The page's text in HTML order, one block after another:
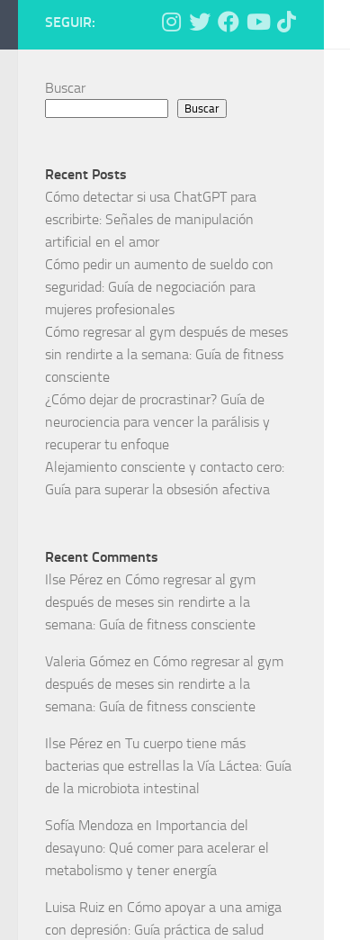
SEGUIR:
Buscar
Buscar
Recent Posts
Cómo detectar si usa ChatGPT para
escribirte: Señales de manipulación
artificial en el amor
Cómo pedir un aumento de sueldo con
seguridad: Guía de negociación para
mujeres profesionales
Cómo regresar al gym después de meses
sin rendirte a la semana: Guía de fitness
consciente
¿Cómo dejar de procrastinar? Guía de
neurociencia para vencer la parálisis y
recuperar tu enfoque
Alejamiento consciente y contacto cero:
Guía para superar la obsesión afectiva
Recent Comments
Ilse Pérez en Cómo regresar al gym
después de meses sin rendirte a la
semana: Guía de fitness consciente
Valeria Gómez en Cómo regresar al gym
después de meses sin rendirte a la
semana: Guía de fitness consciente
Ilse Pérez en Tu cuerpo tiene más
bacterias que estrellas la Vía Láctea: Guía
de la microbiota intestinal
Sofía Mendoza en Importancia del
desayuno: Qué comer para acelerar el
metabolismo y tener energía
Luisa Ruiz en Cómo apoyar a una amiga
con depresión: Guía práctica de salud